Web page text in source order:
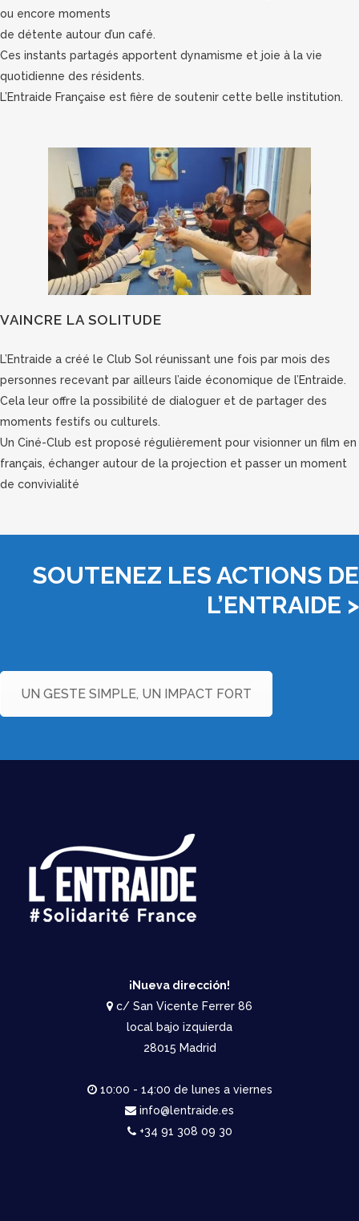
ou encore moments
de détente autour d’un café.
Ces instants partagés apportent dynamisme et joie à la vie
quotidienne des résidents.
L’Entraide Française est fière de soutenir cette belle institution.
VAINCRE LA SOLITUDE
L’Entraide a créé le Club Sol réunissant une fois par mois des
personnes recevant par ailleurs l’aide économique de l’Entraide.
Cela leur offre la possibilité de dialoguer et de partager des
moments festifs ou culturels.
Un Ciné-Club est proposé régulièrement pour visionner un film en
français, échanger autour de la projection et passer un moment
de convivialité
SOUTENEZ LES ACTIONS DE
L’ENTRAIDE >
UN GESTE SIMPLE, UN IMPACT FORT
¡Nueva dirección!
c/ San Vicente Ferrer 86
local bajo izquierda
28015 Madrid
10:00 - 14:00 de lunes a viernes
info@lentraide.es
+34 91 308 09 30